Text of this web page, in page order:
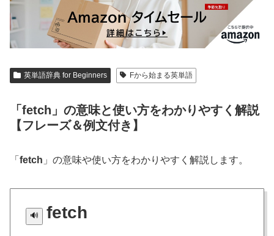
英単語辞典 for Beginners Fから始まる英単語
「fetch」の意味と使い方をわかりやすく解説
【フレーズ＆例文付き】
「 fetch 」の意味や使い方をわかりやすく解説します。
fetch